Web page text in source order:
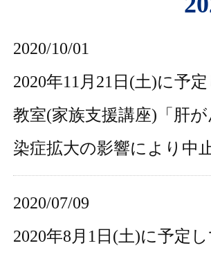
2020/10/01
2020年11月21日(土)に予
教室(家族支援講座)「肝
染症拡大の影響により中
2020/07/09
2020年8月1日(土)に予定